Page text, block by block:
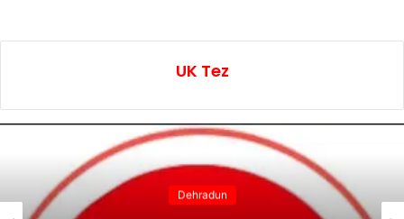
UK Tez
Dehradun